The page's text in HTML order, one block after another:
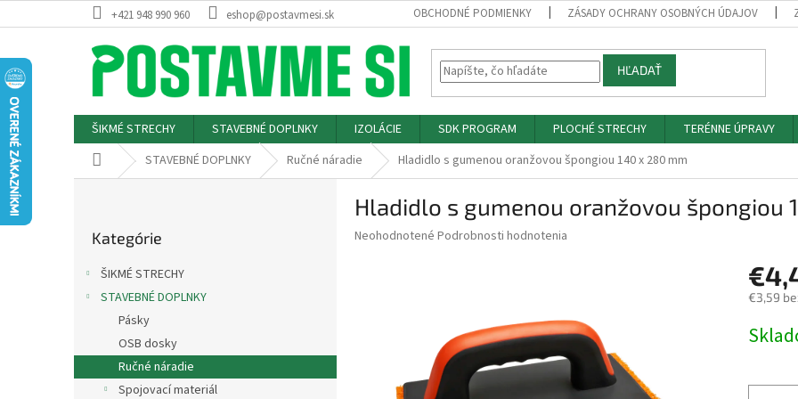
na
+421 948 990 960 eshop@postavmesi.sk OBCHODNÉ PODMIENKY ZÁSADY OCHRANY OSOBNÝCH ÚDAJOV
HĽADAŤ
ŠIKMÉ STRECHY STAVEBNÉ DOPLNKY IZOLÁCIE SDK PROGRAM PLOCHÉ STRECHY TERÉNNE ÚPRAVY
DomovSTAVEBNÉ DOPLNKY Ručné náradie Hladidlo s gumenou oranžovou špongiou 140 x 280 mm
kategórie
Kategórie
ŠIKMÉ STRECHY
STAVEBNÉ DOPLNKY
Pásky
OSB dosky
Ručné náradie
Spojovací materiál
Hladidlo s gumenou oranžovou špongiou
Priemerné
Neohodnotené Podrobnosti hodnotenia
€3,59
cena: